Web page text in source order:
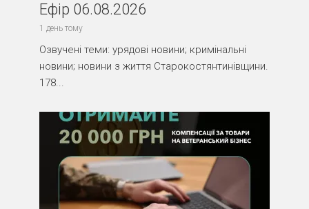
Ефір 06.08.2026
1 день тому
Озвучені теми: урядові новини; кримінальні
новини; новини з життя Старокостянтинівщини.
178...